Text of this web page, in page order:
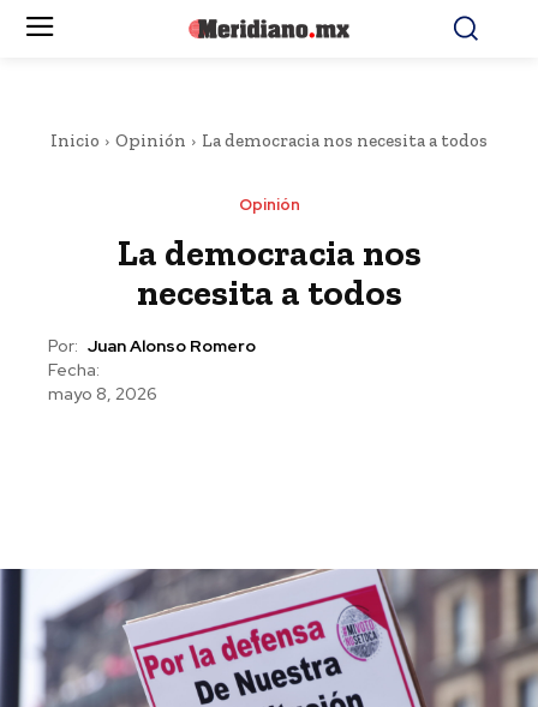
Inicio Opinión La democracia nos necesita a todos
Opinión
La democracia nos
necesita a todos
Por: Juan Alonso Romero
Fecha:
mayo 8, 2026